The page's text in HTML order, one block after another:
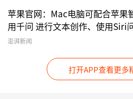
苹果官网：Mac电脑可配合苹果
用千问 进行文本创作、使用Siri
澎湃新闻
打开APP查看更多